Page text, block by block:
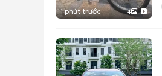
1 phút trước 4